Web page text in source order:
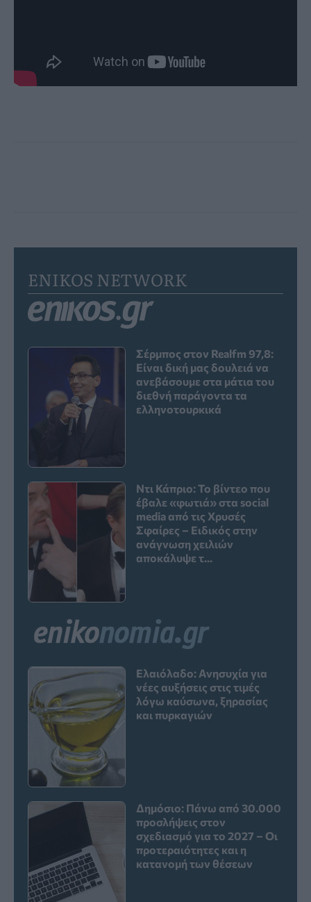
ENIKOS NETWORK
Σέρμπος στον Realfm 97,8:
Είναι δική μας δουλειά να
ανεβάσουμε στα μάτια του
διεθνή παράγοντα τα
ελληνοτουρκικά
Ντι Κάπριο: Το βίντεο που
έβαλε «φωτιά» στα social
media από τις Χρυσές
Σφαίρες – Ειδικός στην
ανάγνωση χειλιών
αποκάλυψε τ...
Ελαιόλαδο: Ανησυχία για
νέες αυξήσεις στις τιμές
λόγω καύσωνα, ξηρασίας
και πυρκαγιών
Δημόσιο: Πάνω από 30.000
προσλήψεις στον
σχεδιασμό για το 2027 – Οι
προτεραιότητες και η
κατανομή των θέσεων